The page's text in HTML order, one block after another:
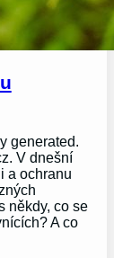
generated.
V dnešní
a ochranu
někdy, co se
A co